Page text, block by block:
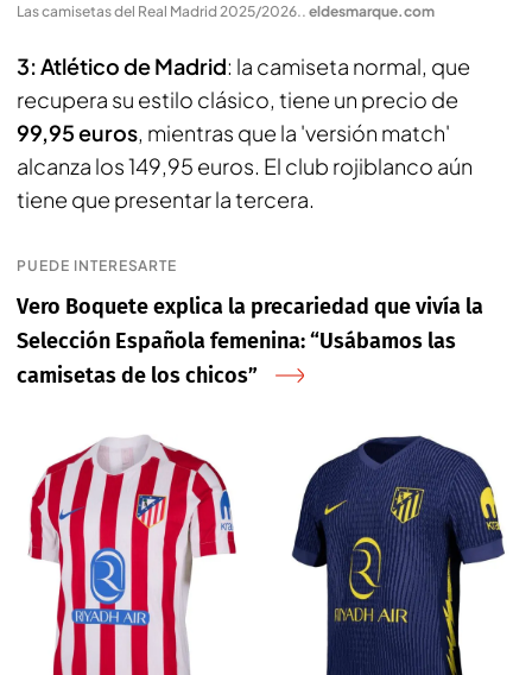
Las camisetas del Real Madrid 2025/2026.. eldesmarque.com
3: Atlético de Madrid: la camiseta normal, que
recupera su estilo clásico, tiene un precio de
99,95 euros, mientras que la 'versión match'
alcanza los 149,95 euros. El club rojiblanco aún
tiene que presentar la tercera.
PUEDE INTERESARTE
Vero Boquete explica la precariedad que vivía la
Selección Española femenina: “Usábamos las
camisetas de los chicos”